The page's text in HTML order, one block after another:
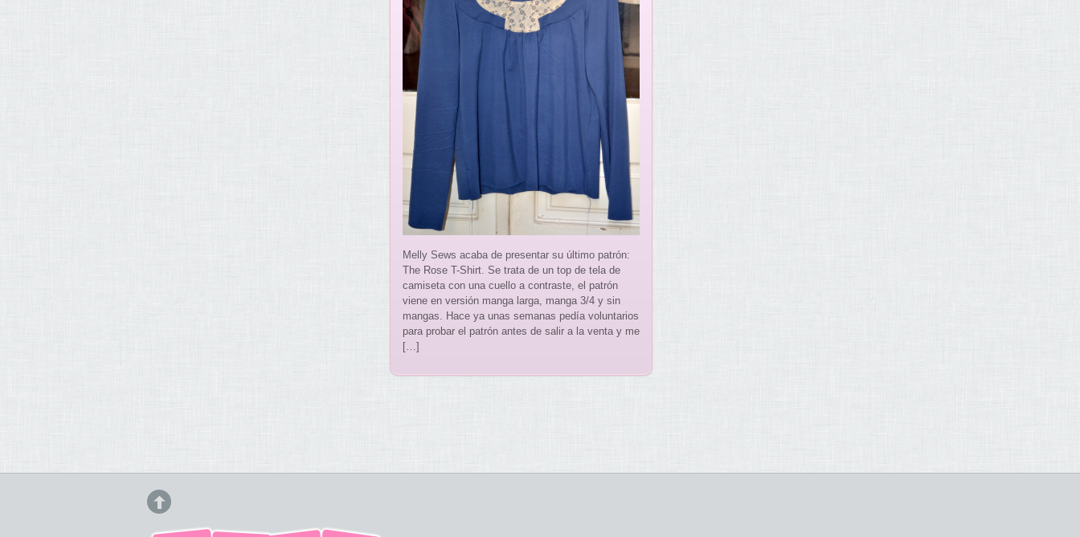
Melly Sews acaba de presentar su último patrón:
The Rose T-Shirt. Se trata de un top de tela de
camiseta con una cuello a contraste, el patrón
viene en versión manga larga, manga 3/4 y sin
mangas. Hace ya unas semanas pedía voluntarios
para probar el patrón antes de salir a la venta y me
[…]